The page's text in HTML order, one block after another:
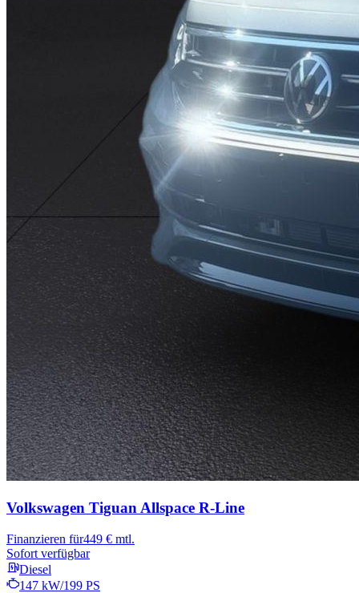
Volkswagen Tiguan Allspace R-Line
Finanzieren für449 € mtl.
Sofort verfügbar
Diesel
147 kW/199 PS